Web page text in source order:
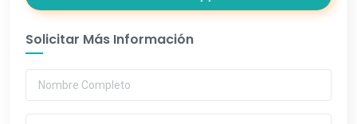
Solicitar Más Información